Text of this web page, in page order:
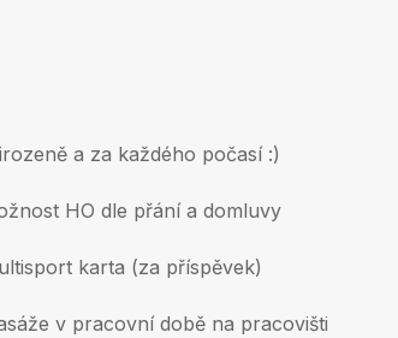
a za každého počasí :)
HO dle přání a domluvy
karta (za příspěvek)
v pracovní době na pracovišti